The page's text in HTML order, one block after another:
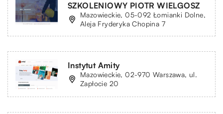
SZKOLENIOWY PIOTR WIELGOSZ
Mazowieckie, 05-092 Łomianki Dolne,
Aleja Fryderyka Chopina 7
Instytut Amity
Mazowieckie, 02-970 Warszawa, ul.
Zapłocie 20